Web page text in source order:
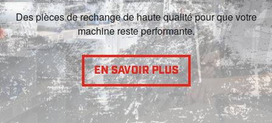
Des pièces de rechange de haute qualité pour que votre
machine reste performante.
EN SAVOIR PLUS